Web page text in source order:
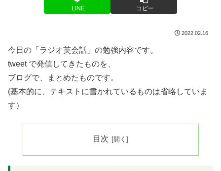
LINE コピー
2022.02.16
今日の「ラジオ英会話」の勉強内容です。
tweet で発信してきたものを、
ブログで、まとめたものです。
(基本的に、テキストに書かれているものは省略していま
す）
目次